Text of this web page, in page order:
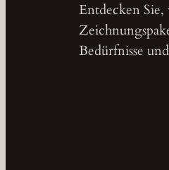
Entdecken
Bedürfnisse